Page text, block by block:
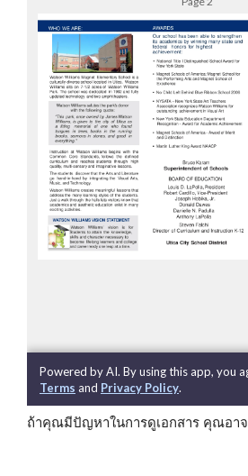
ถ้าคุณมีปัญหาในการดูเอกสาร คุณอาจ